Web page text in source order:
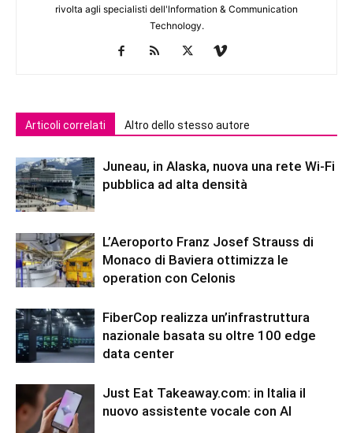
rivolta agli specialisti dell'lnformation & Communication
Technology.
Articoli correlati Altro dello stesso autore
Juneau, in Alaska, nuova una rete Wi-Fi
pubblica ad alta densità
L’Aeroporto Franz Josef Strauss di
Monaco di Baviera ottimizza le
operation con Celonis
FiberCop realizza un’infrastruttura
nazionale basata su oltre 100 edge
data center
Just Eat Takeaway.com: in Italia il
nuovo assistente vocale con AI